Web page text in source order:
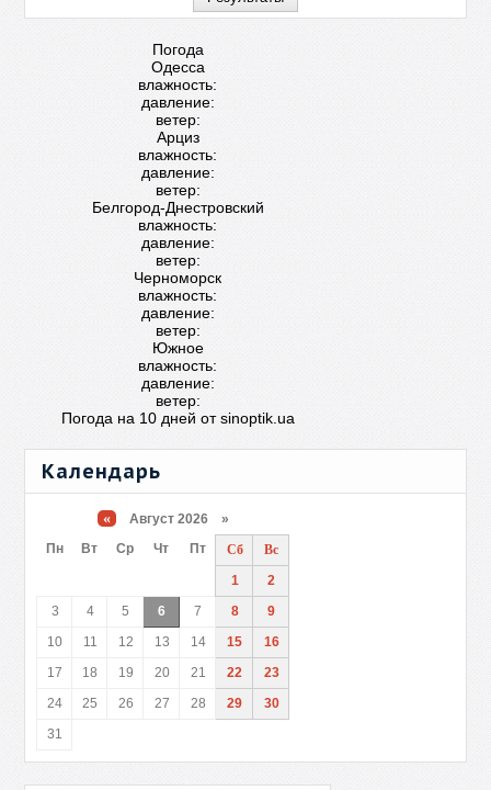
Погода
Одесса
влажность:
давление:
ветер:
Арциз
влажность:
давление:
ветер:
Белгород-Днестровский
влажность:
давление:
ветер:
Черноморск
влажность:
давление:
ветер:
Южное
влажность:
давление:
ветер:
Погода на 10 дней отsinoptik.ua
Календарь
« Август 2026 »
Пн
Вт Ср Чт Пт Сб
Вс
1
2
3
4 5 6 7 8
9
10
11 12 13 14 15
16
17
18 19 20 21 22
23
24
25 26 27 28 29
30
31